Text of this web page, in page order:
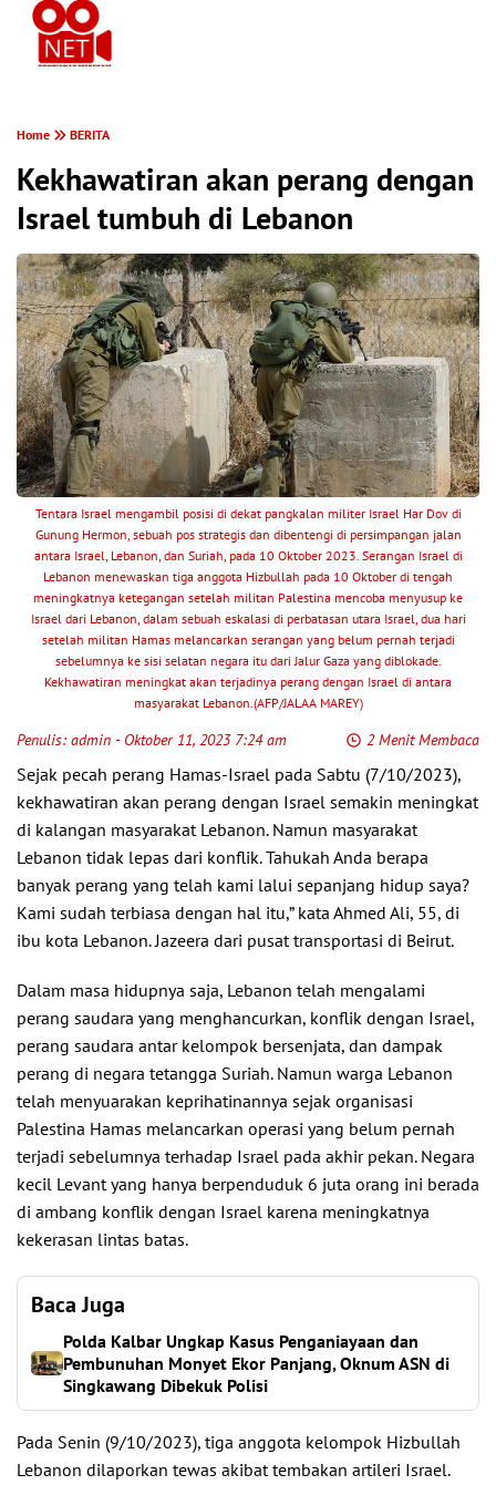
Home BERITA
Kekhawatiran akan perang dengan
Israel tumbuh di Lebanon
Tentara Israel mengambil posisi di dekat pangkalan militer Israel Har Dov di
Gunung Hermon, sebuah pos strategis dan dibentengi di persimpangan jalan
antara Israel, Lebanon, dan Suriah, pada 10 Oktober 2023. Serangan Israel di
Lebanon menewaskan tiga anggota Hizbullah pada 10 Oktober di tengah
meningkatnya ketegangan setelah militan Palestina mencoba menyusup ke
Israel dari Lebanon, dalam sebuah eskalasi di perbatasan utara Israel, dua hari
setelah militan Hamas melancarkan serangan yang belum pernah terjadi
sebelumnya ke sisi selatan negara itu dari Jalur Gaza yang diblokade.
Kekhawatiran meningkat akan terjadinya perang dengan Israel di antara
masyarakat Lebanon.(AFP/JALAA MAREY)
Penulis: admin - Oktober 11, 2023 7:24 am 2 Menit Membaca
Sejak pecah perang Hamas-Israel pada Sabtu (7/10/2023),
kekhawatiran akan perang dengan Israel semakin meningkat
di kalangan masyarakat Lebanon. Namun masyarakat
Lebanon tidak lepas dari konflik. Tahukah Anda berapa
banyak perang yang telah kami lalui sepanjang hidup saya?
Kami sudah terbiasa dengan hal itu,” kata Ahmed Ali, 55, di
ibu kota Lebanon. Jazeera dari pusat transportasi di Beirut.
Dalam masa hidupnya saja, Lebanon telah mengalami
perang saudara yang menghancurkan, konflik dengan Israel,
perang saudara antar kelompok bersenjata, dan dampak
perang di negara tetangga Suriah. Namun warga Lebanon
telah menyuarakan keprihatinannya sejak organisasi
Palestina Hamas melancarkan operasi yang belum pernah
terjadi sebelumnya terhadap Israel pada akhir pekan. Negara
kecil Levant yang hanya berpenduduk 6 juta orang ini berada
di ambang konflik dengan Israel karena meningkatnya
kekerasan lintas batas.
Baca Juga
Polda Kalbar Ungkap Kasus Penganiayaan dan
Pembunuhan Monyet Ekor Panjang, Oknum ASN di
Singkawang Dibekuk Polisi
Pada Senin (9/10/2023), tiga anggota kelompok Hizbullah
Lebanon dilaporkan tewas akibat tembakan artileri Israel.